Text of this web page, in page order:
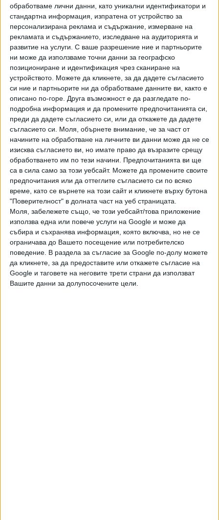
обработваме лични данни, като уникални идентификатори и
стандартна информация, изпратена от устройство за
персонализирана реклама и съдържание, измерване на
рекламата и съдържанието, изследване на аудиторията и
развитие на услуги. С ваше разрешение ние и партньорите
ни може да използваме точни данни за географско
позициониране и идентификация чрез сканиране на
устройството. Можете да кликнете, за да дадете съгласието
си ние и партньорите ни да обработваме данните ви, както е
описано по-горе. Друга възможност е да разгледате по-
подробна информация и да промените предпочитанията си,
преди да дадете съгласието си, или да откажете да дадете
съгласието си.
Моля, обърнете внимание, че за част от
начините на обработване на личните ви данни може да не се
изисква съгласието ви, но имате право да възразите срещу
обработването им по тези начини. Предпочитанията ви ще
са в сила само за този уебсайт. Можете да промените своите
предпочитания или да оттеглите съгласието си по всяко
време, като се върнете на този сайт и кликнете върху бутона
"Поверителност" в долната част на уеб страницата.
Моля, забележете също, че този уебсайт/това приложение
използва една или повече услуги на Google и може да
събира и съхранява информация, която включва, но не се
ограничава до Вашето посещение или потребителско
поведение. В раздела за съгласие за Google по-долу можете
да кликнете, за да предоставите или откажете съгласие на
Google и таговете на неговите трети страни да използват
Вашите данни за долупосочените цели.
Убийството на Песъка
Видео
Няма обратен път за Инфантино във ФИФА
НАЙ-ЧЕТЕНИ